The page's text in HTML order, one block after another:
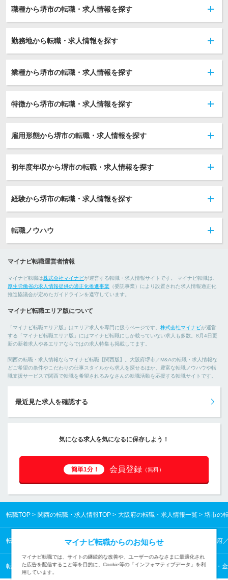
職種から堺市の転職・求人情報を探す
勤務地から転職・求人情報を探す
業種から堺市の転職・求人情報を探す
特徴から堺市の転職・求人情報を探す
雇用形態から堺市の転職・求人情報を探す
初年度年収から堺市の転職・求人情報を探す
経験から堺市の転職・求人情報を探す
転職ノウハウ
マイナビ転職運営者情報
マイナビ転職は株式会社マイナビが運営する転職・求人情報サイトです。 マイナビ転職は、
厚生労働省の求人情報提供の適正化推進事業 （委託事業）により設置された求人情報適正化
推進協議会が定めたガイドラインを遵守しています。
マイナビ転職エリア版について
「マイナビ転職エリア版」はエリア求人を専門に扱うページです。 株式会社マイナビが運営
する「マイナビ転職エリア版」にはマイナビ転職にしか載っていない求人も多数。8月4日更
新の新着求人や各エリアならではの求人特集も掲載してます。
関西の転職・求人情報ならマイナビ転職【関西版】。大阪府堺市／M&Aの転職・求人情報な
どご希望の条件やこだわりの仕事スタイルから求人を探せるほか、豊富な転職ノウハウや転
職支援サービスで関西で転職を希望されるみなさんの転職活動を応援する転職サイトです。
最近見た求人を確認する
気になる求人を気になるに保存しよう！
簡単1分！ 会員登録 （無料）
転職TOP 関西の転職・求人情報TOP 大阪府の転職・求人情報一覧 堺市の
転職TOP 関西の転職・求人情報TOP 大阪府の転職・求人情報一覧 大阪府
転職TOP コンサルタント・金融・不動産専門職から探す コンサルタント・
マイナビ転職からのお知らせ
マイナビ転職では、サイトの継続的な改善や、ユーザーのみなさまに最適化され
た広告を配信すること等を目的に、Cookie等の「インフォマティブデータ」を利
用しています。